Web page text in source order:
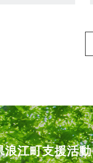
浪江町支援活動